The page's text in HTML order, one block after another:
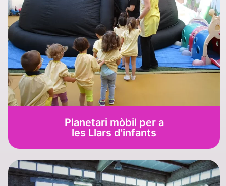
Planetari mòbil per a
les Llars d'infants